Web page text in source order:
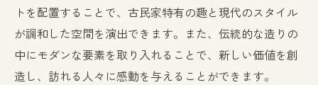
トを配置することで、古民家特有の趣と現代のスタイル
が調和した空間を演出できます。また、伝統的な造りの
中にモダンな要素を取り入れることで、新しい価値を創
造し、訪れる人々に感動を与えることができます。